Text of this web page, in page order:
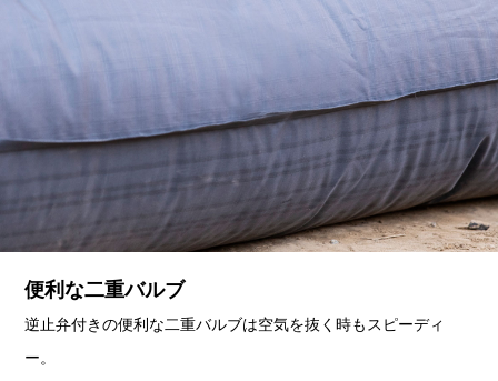
便利な二重バルブ
逆止弁付きの便利な二重バルブは空気を抜く時もスピーディ
ー。